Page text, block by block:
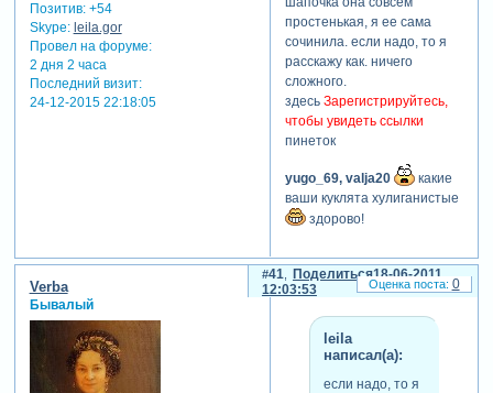
Позитив: +54
Skype: leila.gor
Провел на форуме:
2 дня 2 часа
Последний визит:
24-12-2015 22:18:05
простенькая, я ее сама
сочинила. если надо, то я
расскажу как. ничего
сложного.
здесь Зарегистрируйтесь,
чтобы увидеть ссылки
пинеток
yugo_69, valja20
какие
ваши куклята хулиганистые
здорово!
Поделиться
41
18-06-2011
12:03:53
Verba
Бывалый
leila
написал(а):
если надо, то я
0